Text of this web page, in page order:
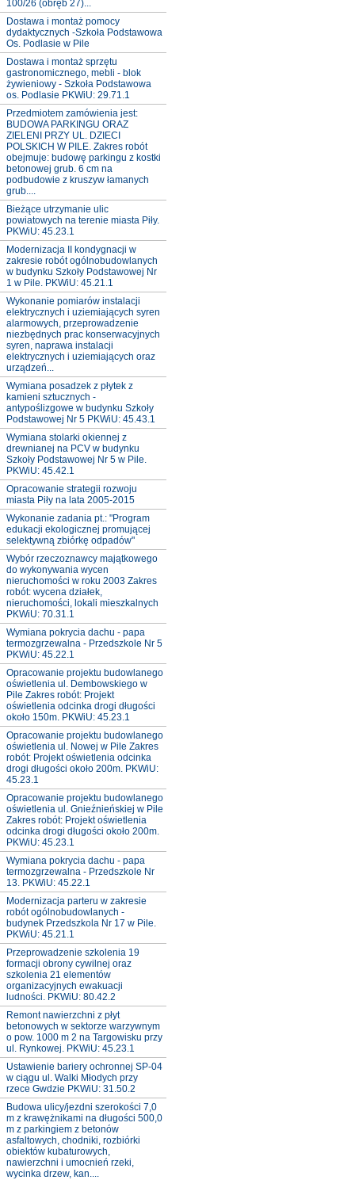
100/26 (obręb 27)...
Dostawa i montaż pomocy
dydaktycznych -Szkoła Podstawowa
Os. Podlasie w Pile
Dostawa i montaż sprzętu
gastronomicznego, mebli - blok
żywieniowy - Szkoła Podstawowa
os. Podlasie PKWiU: 29.71.1
Przedmiotem zamówienia jest:
BUDOWA PARKINGU ORAZ
ZIELENI PRZY UL. DZIECI
POLSKICH W PILE. Zakres robót
obejmuje: budowę parkingu z kostki
betonowej grub. 6 cm na
podbudowie z kruszyw łamanych
grub....
Bieżące utrzymanie ulic
powiatowych na terenie miasta Piły.
PKWiU: 45.23.1
Modernizacja II kondygnacji w
zakresie robót ogólnobudowlanych
w budynku Szkoły Podstawowej Nr
1 w Pile. PKWiU: 45.21.1
Wykonanie pomiarów instalacji
elektrycznych i uziemiających syren
alarmowych, przeprowadzenie
niezbędnych prac konserwacyjnych
syren, naprawa instalacji
elektrycznych i uziemiających oraz
urządzeń...
Wymiana posadzek z płytek z
kamieni sztucznych -
antypoślizgowe w budynku Szkoły
Podstawowej Nr 5 PKWiU: 45.43.1
Wymiana stolarki okiennej z
drewnianej na PCV w budynku
Szkoły Podstawowej Nr 5 w Pile.
PKWiU: 45.42.1
Opracowanie strategii rozwoju
miasta Piły na lata 2005-2015
Wykonanie zadania pt.: "Program
edukacji ekologicznej promującej
selektywną zbiórkę odpadów"
Wybór rzeczoznawcy majątkowego
do wykonywania wycen
nieruchomości w roku 2003 Zakres
robót: wycena działek,
nieruchomości, lokali mieszkalnych
PKWiU: 70.31.1
Wymiana pokrycia dachu - papa
termozgrzewalna - Przedszkole Nr 5
PKWiU: 45.22.1
Opracowanie projektu budowlanego
oświetlenia ul. Dembowskiego w
Pile Zakres robót: Projekt
oświetlenia odcinka drogi długości
około 150m. PKWiU: 45.23.1
Opracowanie projektu budowlanego
oświetlenia ul. Nowej w Pile Zakres
robót: Projekt oświetlenia odcinka
drogi długości około 200m. PKWiU:
45.23.1
Opracowanie projektu budowlanego
oświetlenia ul. Gnieźnieńskiej w Pile
Zakres robót: Projekt oświetlenia
odcinka drogi długości około 200m.
PKWiU: 45.23.1
Wymiana pokrycia dachu - papa
termozgrzewalna - Przedszkole Nr
13. PKWiU: 45.22.1
Modernizacja parteru w zakresie
robót ogólnobudowlanych -
budynek Przedszkola Nr 17 w Pile.
PKWiU: 45.21.1
Przeprowadzenie szkolenia 19
formacji obrony cywilnej oraz
szkolenia 21 elementów
organizacyjnych ewakuacji
ludności. PKWiU: 80.42.2
Remont nawierzchni z płyt
betonowych w sektorze warzywnym
o pow. 1000 m 2 na Targowisku przy
ul. Rynkowej. PKWiU: 45.23.1
Ustawienie bariery ochronnej SP-04
w ciągu ul. Walki Młodych przy
rzece Gwdzie PKWiU: 31.50.2
Budowa ulicy/jezdni szerokości 7,0
m z krawężnikami na długości 500,0
m z parkingiem z betonów
asfaltowych, chodniki, rozbiórki
obiektów kubaturowych,
nawierzchni i umocnień rzeki,
wycinka drzew, kan....